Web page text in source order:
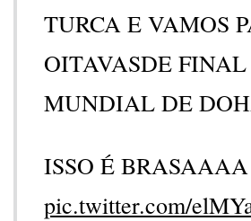
TURCA E VAMOS
OITAVASDE
MUNDIAL DE
ISSO É BRASAAAA
pic.twitter.com/